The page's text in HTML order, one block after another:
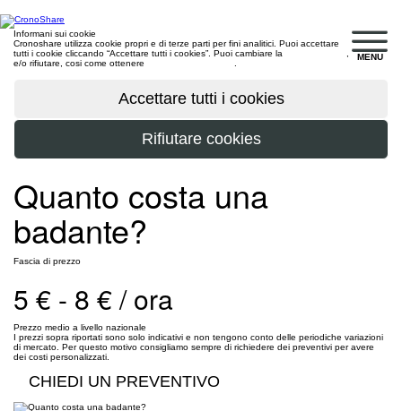
MENU
Informani sui cookie
Cronoshare utilizza cookie propri e di terze parti per fini analitici. Puoi accettare
tutti i cookie cliccando “Accettare tutti i cookies”. Puoi cambiare la
e/o rifiutare, cosi come ottenere
Quanto costa una
badante?
Fascia di prezzo
5 € - 8 € / ora
Prezzo medio a livello nazionale
I prezzi sopra riportati sono solo indicativi e non tengono conto delle periodiche variazioni
di mercato. Per questo motivo consigliamo sempre di richiedere dei preventivi per avere
dei costi personalizzati.
CHIEDI UN PREVENTIVO